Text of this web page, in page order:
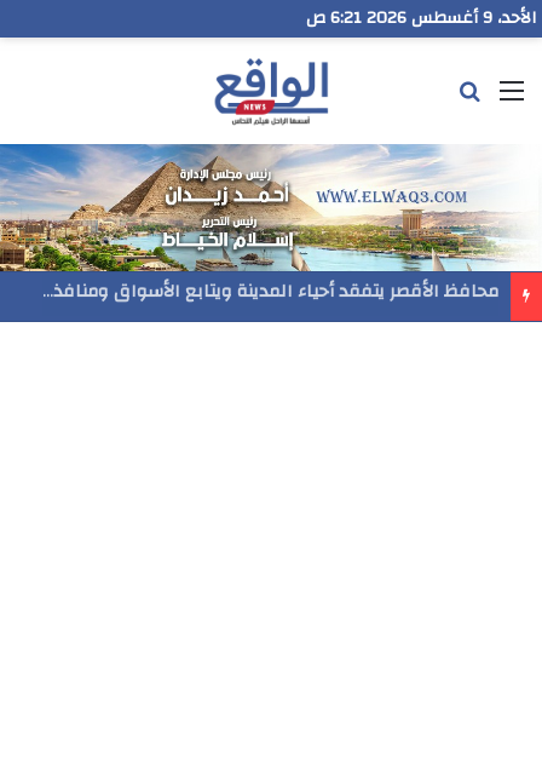
الأحد، 9 أغسطس 2026 6:21 ص
القائمة
محافظ الأقصر يتفقد أحياء المدينة ويتابع الأسواق ومنافذ بيع السلع والخدمات المقدمة للمواطنين